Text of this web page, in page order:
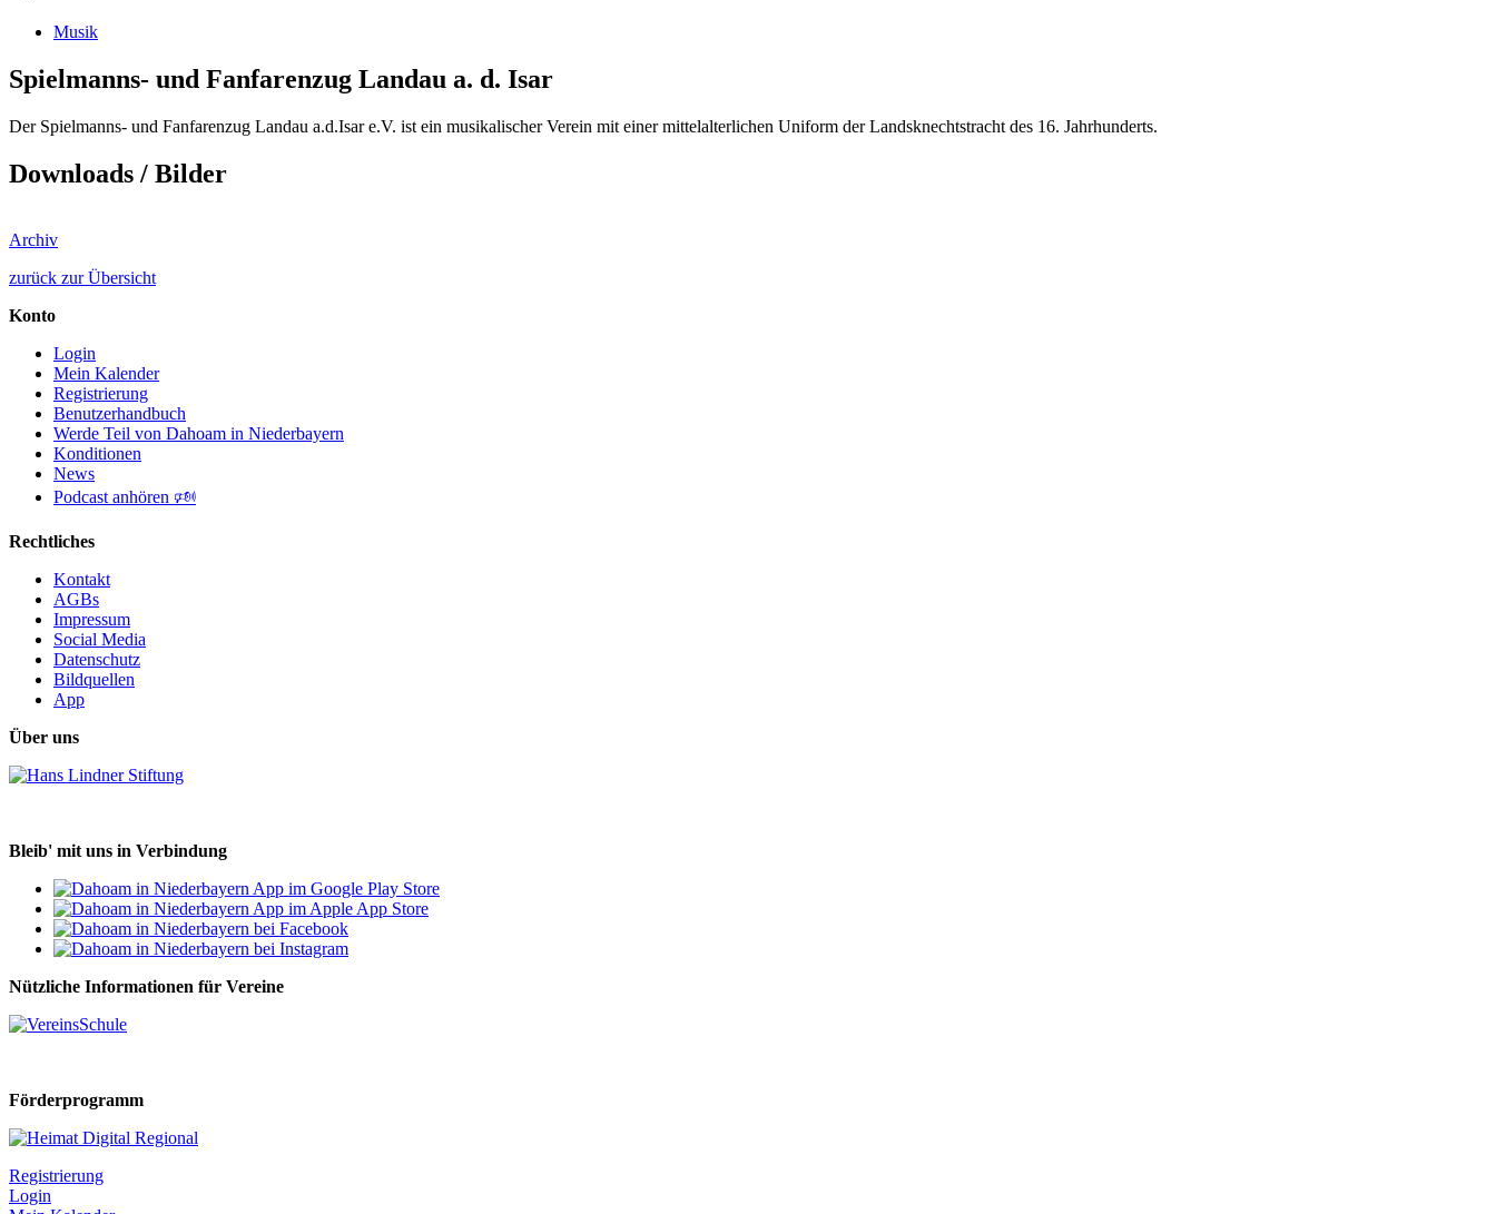
Musik
Spielmanns- und Fanfarenzug Landau a. d. Isar
Der Spielmanns- und Fanfarenzug Landau a.d.Isar e.V. ist ein musikalischer Verein mit einer mittelalterlichen Uniform der Landsknechtstracht des 16. Jahrhunderts.
Downloads / Bilder
Archiv
zurück zur Übersicht
Konto
Login
Mein Kalender
Registrierung
Benutzerhandbuch
Werde Teil von Dahoam in Niederbayern
Konditionen
News
Podcast anhören 🕬
Rechtliches
Kontakt
AGBs
Impressum
Social Media
Datenschutz
Bildquellen
App
Über uns
Bleib' mit uns in Verbindung
Nützliche Informationen für Vereine
Förderprogramm
Registrierung
Login